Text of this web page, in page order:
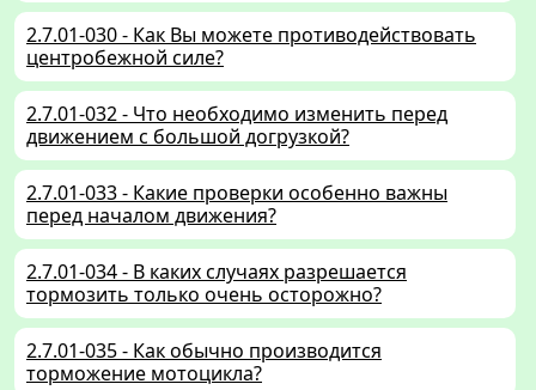
2.7.01-030 - Как Вы можете противодействовать
центробежной силе?
2.7.01-032 - Что необходимо изменить перед
движением с большой догрузкой?
2.7.01-033 - Какие проверки особенно важны
перед началом движения?
2.7.01-034 - В каких случаях разрешается
тормозить только очень осторожно?
2.7.01-035 - Как обычно производится
торможение мотоцикла?